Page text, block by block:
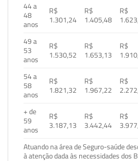
44 a
48
anos
R$
1.301,24
R$
1.405,48
R$
49 a
53
anos
R$
1.530,52
R$
1.653,13
R$
54 a
58
anos
R$
1.821,32
R$
1.967,22
R$
+ de
59
anos
R$
3.187,13
R$
3.442,44
R$
Atuando na área de Seguro-saúde
à atenção dada às necessidades dos